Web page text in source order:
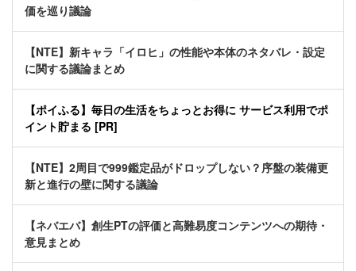
価を巡り議論
【NTE】新キャラ「イロヒ」の性能や本体のネタバレ・設定
に関する議論まとめ
【ポイふる】毎日の生活をちょっとお得に サービス利用でポ
イント貯まる [PR]
【NTE】2周目で999鑑定品がドロップしない？序盤の装備更
新と進行の壁に関する議論
【ネバエバ】創生PTの評価と高難易度コンテンツへの期待・
意見まとめ